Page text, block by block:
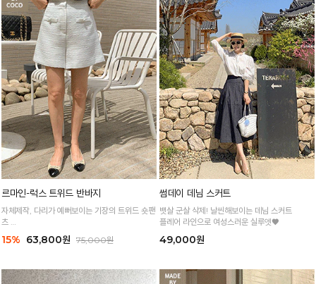
르마인-럭스 트위드 반바지
자체제작, 다리가 예뻐보이는 기장의 트위드 숏팬
츠
은은한 펄사로 한층 더 고급스러운 분위기
15% 63,800원 75,000원
썸데이 데님 스커트
뱃살 군살 삭제! 날씬해보이는 데님 스커트
플레어 라인으로 여성스러운 실루엣♥
49,000원